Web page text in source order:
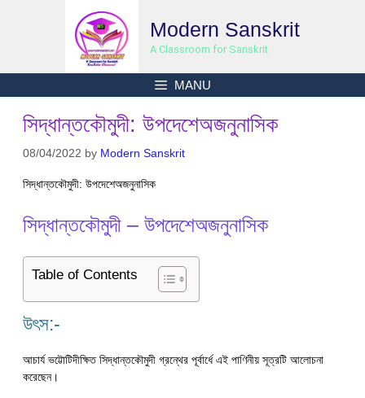
Modern Sanskrit
A Classroom for Sanskrit
MANU
সিদ্ধান্তকৌমুদী: উপদেশেঅজনুনাসিক
08/04/2022 by Modern Sanskrit
সিদ্ধান্তকৌমুদী: উপদেশেঅজনুনাসিক
সিদ্ধান্তকৌমুদী – উপদেশেঅজনুনাসিক
Table of Contents
উৎস:-
আচার্য ভট্টোটিদীক্ষিত সিদ্ধান্তকৌমুদী গ্রন্থের পূর্বার্ধে এই পাণিনীয় সূত্রটি আলোচনা
করেছেন।